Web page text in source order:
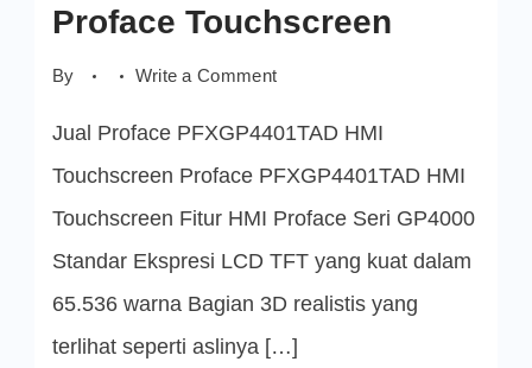
Proface Touchscreen
By Write a Commenton
Proface
Jual Proface PFXGP4401TAD HMI
Touchscreen Proface PFXGP4401TAD HMI
Touchscreen Fitur HMI Proface Seri GP4000
Standar Ekspresi LCD TFT yang kuat dalam
65.536 warna Bagian 3D realistis yang
terlihat seperti aslinya […]